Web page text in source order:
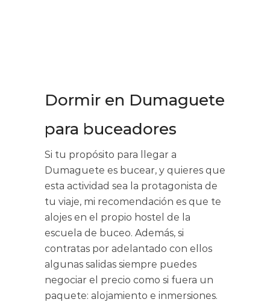
Dormir en Dumaguete
para buceadores
Si tu propósito para llegar a
Dumaguete es bucear, y quieres que
esta actividad sea la protagonista de
tu viaje, mi recomendación es que te
alojes en el propio hostel de la
escuela de buceo. Además, si
contratas por adelantado con ellos
algunas salidas siempre puedes
negociar el precio como si fuera un
paquete: alojamiento e inmersiones.